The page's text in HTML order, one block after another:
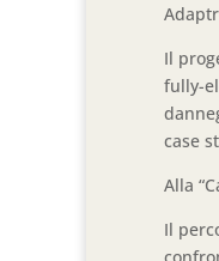
Il
fully-
case
Alla
Il